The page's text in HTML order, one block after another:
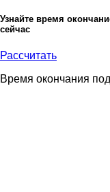
Узнайте время
сейчас
Рассчитать
Время окончания